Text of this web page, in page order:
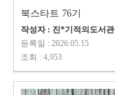
북스타트 76기
작성자 : 진*기적의도서관
등록일 : 2026.05.15
조회 : 4,953